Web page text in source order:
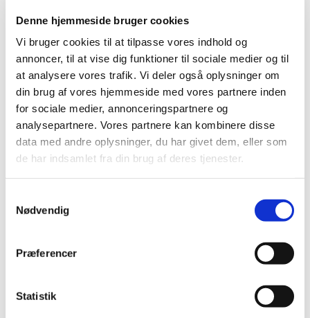
Denne hjemmeside bruger cookies
Vi bruger cookies til at tilpasse vores indhold og
annoncer, til at vise dig funktioner til sociale medier og til
at analysere vores trafik. Vi deler også oplysninger om
din brug af vores hjemmeside med vores partnere inden
for sociale medier, annonceringspartnere og
analysepartnere. Vores partnere kan kombinere disse
data med andre oplysninger, du har givet dem, eller som
de har indsamlet fra din brug af deres tjenester.
Nødvendig
Præferencer
Statistik
"Englene sang den først for markens hyrder."
Kristendommen kom til verden med englenes
sang om budskabet, at en frelser var født. Forud
havde Maria haft besøg af ærkeenglen Gabriel,
som overbragte hende meddelelsen om, at hun
var udvalgt til at føde Guds søn. Og påskemorgen
sad en engel ved graven og fortalte kvinderne, at
Jesus var opstået fra de døde.
Engle spiller en central rolle i kristendommens
vi stadig synger videre på. Når vi synger salmerne,
synger vi i kor med alle engle. Med Grundtvigs
Salmesangen er en tonestige mellem Himmel og
Jord.
Hellevad-Ørum Kirkekor inviterer til koncerten"I
kor med alle engle",